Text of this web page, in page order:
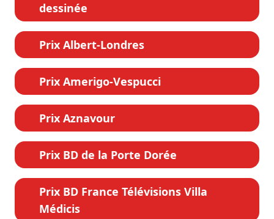
dessinée
Prix Albert-Londres
Prix Amerigo-Vespucci
Prix Aznavour
Prix BD de la Porte Dorée
Prix BD France Télévisions Villa
Médicis